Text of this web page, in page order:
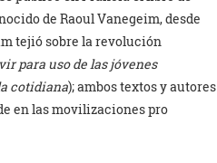
de Raoul Vanegeim, desde
tejió sobre la revolución
para uso de las jóvenes
cotidiana); ambos textos y autores
en las movilizaciones pro